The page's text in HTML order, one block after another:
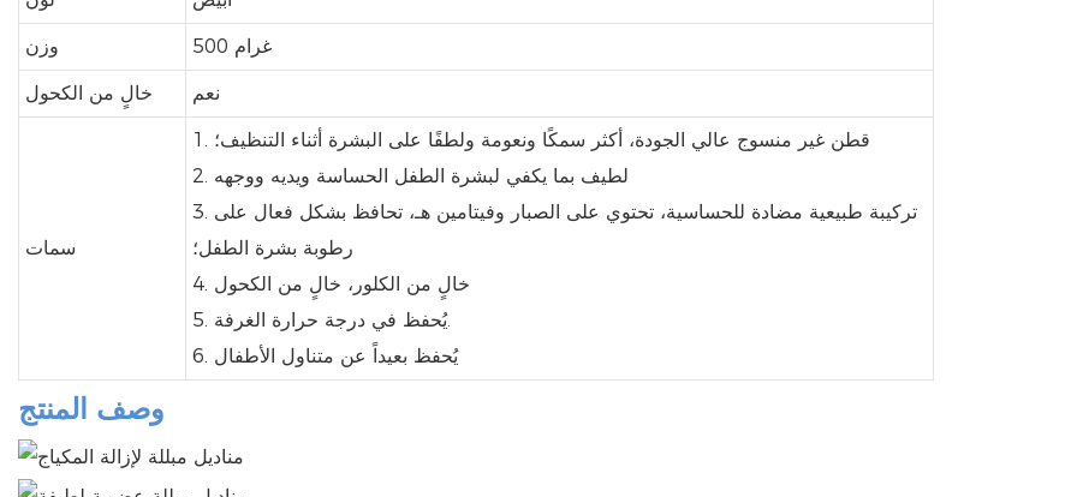
وزن 500 غرام
خالٍ من الكحول نعم
سمات
1. قطن غير منسوج عالي الجودة، أكثر سمكًا ونعومة ولطفًا على البشرة أثناء التنظيف؛
2. لطيف بما يكفي لبشرة الطفل الحساسة ويديه ووجهه
3. تركيبة طبيعية مضادة للحساسية، تحتوي على الصبار وفيتامين هـ، تحافظ بشكل فعال على
رطوبة بشرة الطفل؛
4. خالٍ من الكلور، خالٍ من الكحول
5. يُحفظ في درجة حرارة الغرفة.
6. يُحفظ بعيداً عن متناول الأطفال
وصف المنتج